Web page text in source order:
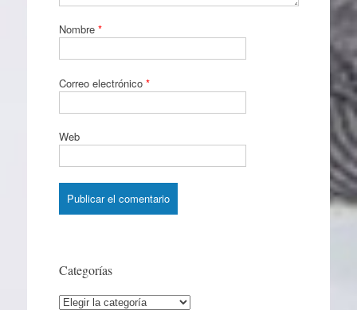
Nombre *
Correo electrónico *
Web
Categorías
Categorías